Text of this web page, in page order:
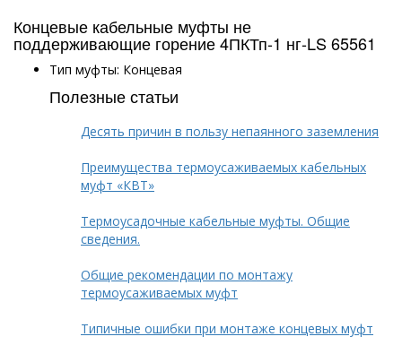
Концевые кабельные муфты не
поддерживающие горение 4ПКТп-1 нг-LS 65561
Тип муфты: Концевая
Полезные статьи
Десять причин в пользу непаянного заземления
Преимущества термоусаживаемых кабельных
муфт «КВТ»
Термоусадочные кабельные муфты. Общие
сведения.
Общие рекомендации по монтажу
термоусаживаемых муфт
Типичные ошибки при монтаже концевых муфт